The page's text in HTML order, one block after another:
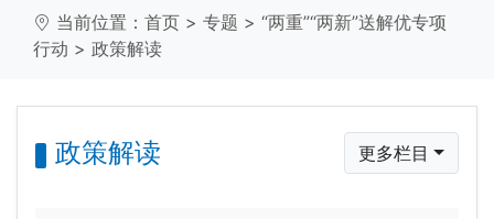
当前位置： 首页 > 专题 > “两重”“两新”送解优专项
行动 > 政策解读
政策解读 更多栏目